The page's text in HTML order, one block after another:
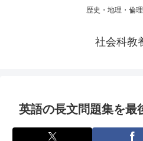
歴史・地理・倫
社会科教
英語の長文問題集を最